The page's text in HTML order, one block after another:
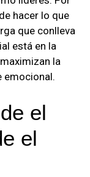
hacer lo que
que conlleva
está en la
la
emocional.
el
el